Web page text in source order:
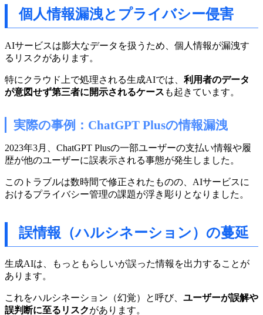
個人情報漏洩とプライバシー侵害
AIサービスは膨大なデータを扱うため、個人情報が漏洩す
るリスクがあります。
特にクラウド上で処理される生成AIでは、 利用者のデータ
が意図せず第三者に開示されるケース も起きています。
実際の事例：ChatGPT Plusの情報漏洩
2023年3月、ChatGPT Plusの一部ユーザーの支払い情報や履
歴が他のユーザーに誤表示される事態が発生しました。
このトラブルは数時間で修正されたものの、AIサービスに
おけるプライバシー管理の課題が浮き彫りとなりました。
誤情報（ハルシネーション）の蔓延
生成AIは、もっともらしいが誤った情報を出力することが
あります。
これをハルシネーション（幻覚）と呼び、 ユーザーが誤解や
誤判断に至るリスクがあります。